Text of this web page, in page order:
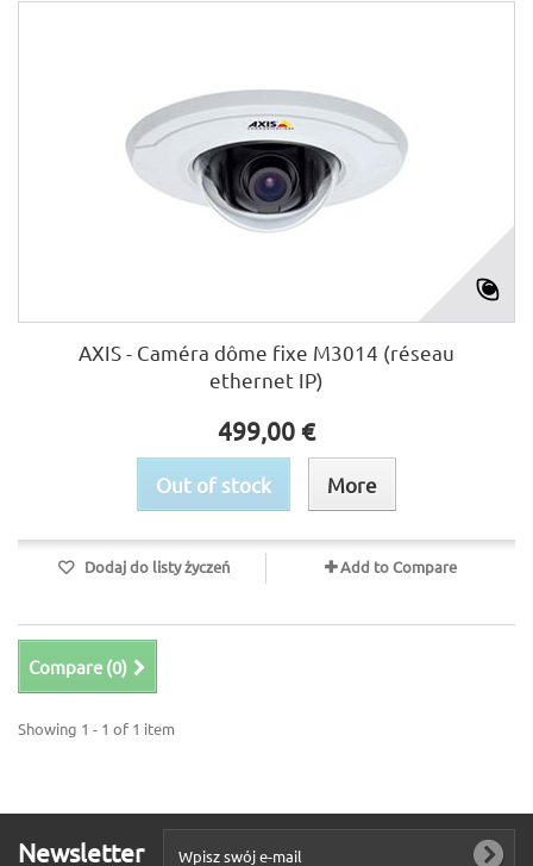
AXIS - Caméra dôme fixe M3014 (réseau
ethernet IP)
499,00 €
Out of stock More
Dodaj do listy życzeń Add to Compare
Compare (0)
Showing 1 - 1 of 1 item
Newsletter